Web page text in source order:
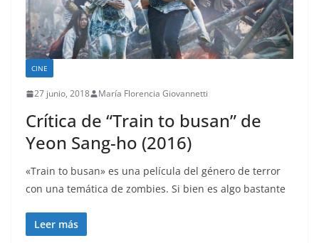
CINE
27 junio, 2018 María Florencia Giovannetti
Crítica de “Train to busan” de
Yeon Sang-ho (2016)
«Train to busan» es una película del género de terror
con una temática de zombies. Si bien es algo bastante
Leer más